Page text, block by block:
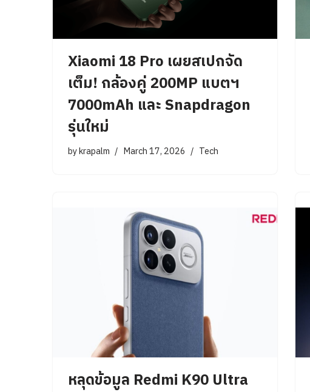
Xiaomi 18 Pro เผยสเปกจัด
เต็ม! กล้องคู่ 200MP แบตฯ
7000mAh และ Snapdragon
รุ่นใหม่
bykrapalm March 17, 2026 Tech
หลุดข้อมูล Redmi K90 Ultra